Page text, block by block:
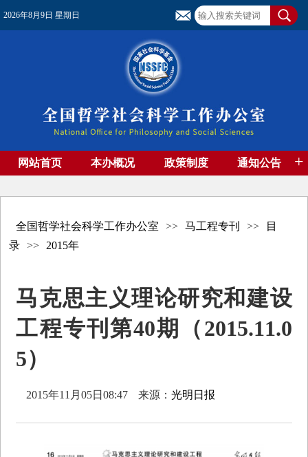
2026年8月9日 星期日
网站首页 本办概况 政策制度 通知公告 +
全国哲学社会科学工作办公室 >> 马工程专刊 >>
目
录
>> 2015年
马克思主义理论研究和建设
工程专刊第40期（2015.11.0
5）
2015年11月05日08:47 来源：光明日报